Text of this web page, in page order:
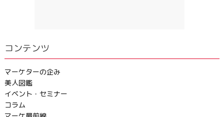
コンテンツ
マーケターの企み
美人図鑑
イベント・セミナー
コラム